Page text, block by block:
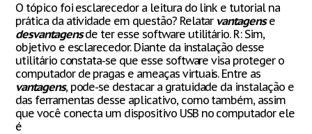
O tópico foi esclarecedor a leitura do link e tutorial na
prática da atividade em questão? Relatar vantagense
desvantagensde ter esse software utilitário. R: Sim,
objetivo e esclarecedor. Diante da instalação desse
utilitário constata-se que esse software visa proteger o
computador de pragas e ameaças virtuais. Entre as
vantagens, pode-se destacar a gratuidade da instalação e
das ferramentas desse aplicativo, como também, assim
que você conecta um dispositivo USB no computador ele
é